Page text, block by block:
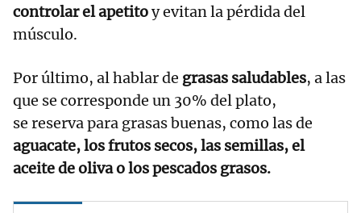
controlar el apetitoy evitan la pérdida del
músculo.
Por último, al hablar de grasas saludables, a las
que se corresponde un 30% del plato,
se reserva para grasas buenas, como las de
aguacate, los frutos secos, las semillas, el
aceite de oliva o los pescados grasos.